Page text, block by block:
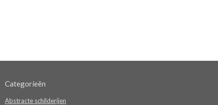
Categorieën
Abstracte schilderijen